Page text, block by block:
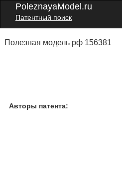
PoleznayaModel.ru
Патентный поиск
Полезная модель рф 156381
Авторы патента: